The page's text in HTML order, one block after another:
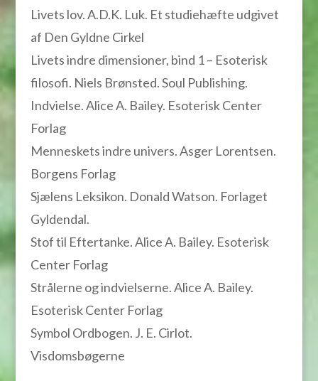
Livets lov. A.D.K. Luk. Et studiehæfte udgivet
af Den Gyldne Cirkel
Livets indre dimensioner, bind 1 – Esoterisk
filosofi. Niels Brønsted. Soul Publishing.
Indvielse. Alice A. Bailey. Esoterisk Center
Forlag
Menneskets indre univers. Asger Lorentsen.
Borgens Forlag
Sjælens Leksikon. Donald Watson. Forlaget
Gyldendal.
Stof til Eftertanke. Alice A. Bailey. Esoterisk
Center Forlag
Strålerne og indvielserne. Alice A. Bailey.
Esoterisk Center Forlag
Symbol Ordbogen. J. E. Cirlot.
Visdomsbøgerne